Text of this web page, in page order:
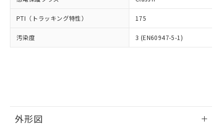
PTI（トラッキング特性） 175
汚染度 3 (EN60947-5-1)
外形図
事前の承諾なく第三者に漏洩または開
示しないようお願いします。
マイパーツ機能（部品リスト作成サー
ビス）をご利用いただくには、I-Web
品・サービスに関するお客様との取
部品在庫の切り替え状況などにより、予定
月が前後することがあります。
「ｅ」：有害物質（10物質）のすべてが基
準値以下であることを示します。
「10」：通常の使用状況下において有害物
質が外部に漏えいし、環境に深刻な影響を
及ぼさない年数を意味します。
場合は、上記1、2および3の内容を当
該第三者に通知します。また当社は、
販売先および販売に係わる関係者が違
法に輸出するおそれがある場合は、取
り引きをいたしません。
受注生産機種、また在庫状況の
情報を公開していない機種